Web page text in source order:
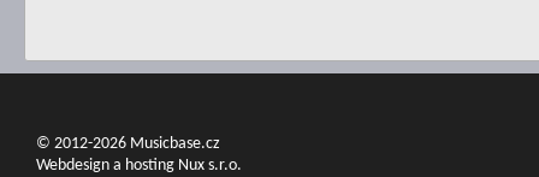
© 2012-2026 Musicbase.cz
Webdesign a hosting Nux s.r.o.